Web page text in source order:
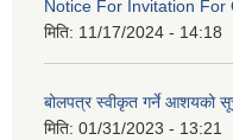
Notice For Invitation For
मिति: 11/17/2024 - 14:18
बोलपत्र स्वीकृत गर्ने आशयको
मिति: 01/31/2023 - 13:21